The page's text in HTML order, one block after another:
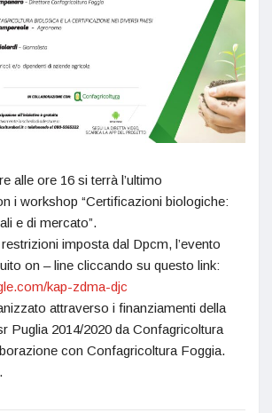
alle ore 16 si terrà l’ultimo
i workshop “Certificazioni biologiche:
e di mercato”.
imposta dal Dpcm, l’evento
on – line cliccando su questo link:
kap-zdma-djc
attraverso i finanziamenti della
Puglia 2014/2020 da Confagricoltura
con Confagricoltura Foggia.